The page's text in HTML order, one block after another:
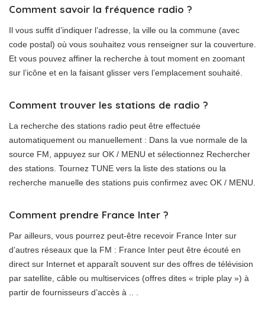
Comment savoir la fréquence radio ?
Il vous suffit d’indiquer l’adresse, la ville ou la commune (avec
code postal) où vous souhaitez vous renseigner sur la couverture.
Et vous pouvez affiner la recherche à tout moment en zoomant
sur l’icône et en la faisant glisser vers l’emplacement souhaité.
Comment trouver les stations de radio ?
La recherche des stations radio peut être effectuée
automatiquement ou manuellement : Dans la vue normale de la
source FM, appuyez sur OK / MENU et sélectionnez Rechercher
des stations. Tournez TUNE vers la liste des stations ou la
recherche manuelle des stations puis confirmez avec OK / MENU.
Comment prendre France Inter ?
Par ailleurs, vous pourrez peut-être recevoir France Inter sur
d’autres réseaux que la FM : France Inter peut être écouté en
direct sur Internet et apparaît souvent sur des offres de télévision
par satellite, câble ou multiservices (offres dites « triple play ») à
partir de fournisseurs d’accès à .. .